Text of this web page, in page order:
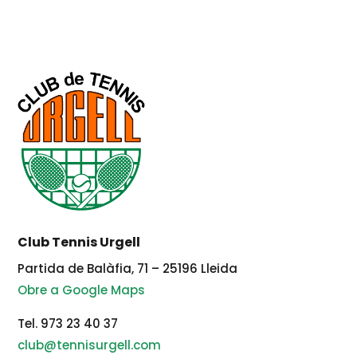
Club Tennis Urgell
Partida de Balàfia, 71 – 25196 Lleida
Obre a Google Maps
Tel. 973 23 40 37
club@tennisurgell.com